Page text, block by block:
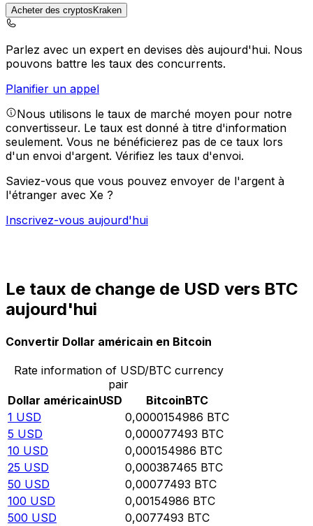
Acheter des cryptosKraken
Parlez avec un expert en devises dès aujourd'hui. Nous
pouvons battre les taux des concurrents.
Planifier un appel
Nous utilisons le taux de marché moyen pour notre
convertisseur. Le taux est donné à titre d'information
seulement. Vous ne bénéficierez pas de ce taux lors
d'un envoi d'argent. Vérifiez les taux d'envoi.
Saviez-vous que vous pouvez envoyer de l'argent à
l'étranger avec Xe ?
Inscrivez-vous aujourd'hui
Le taux de change de USD vers BTC
aujourd'hui
Convertir Dollar américain en Bitcoin
Rate information of USD/BTC currency
pair
Dollar américainUSD BitcoinBTC
1 USD 0,0000154986 BTC
5 USD 0,000077493 BTC
10 USD 0,000154986 BTC
25 USD 0,000387465 BTC
50 USD 0,00077493 BTC
100 USD 0,00154986 BTC
500 USD 0,0077493 BTC